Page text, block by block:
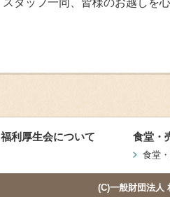
スタッフ一同、皆様のお越しを
福利厚生会について 食堂・
食堂
(C)一般財団法人